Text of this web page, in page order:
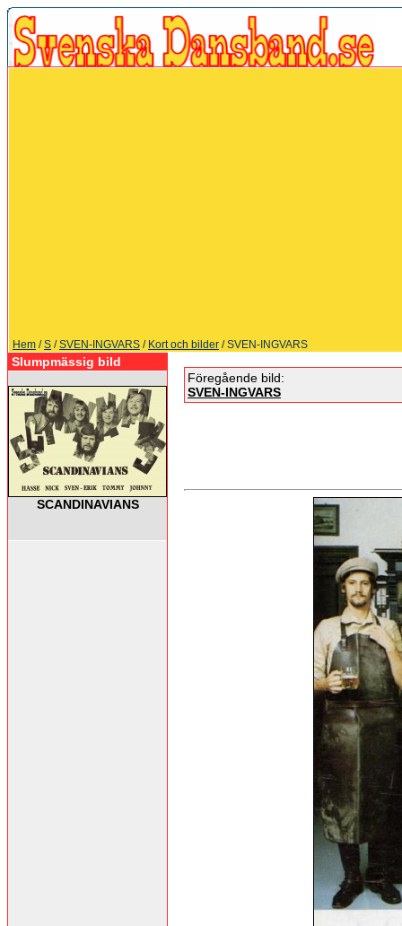
Hem /S /SVEN-INGVARS / Kort och bilder / SVEN-INGVARS
Slumpmässig bild
SCANDINAVIANS
Föregående bild:
SVEN-INGVARS